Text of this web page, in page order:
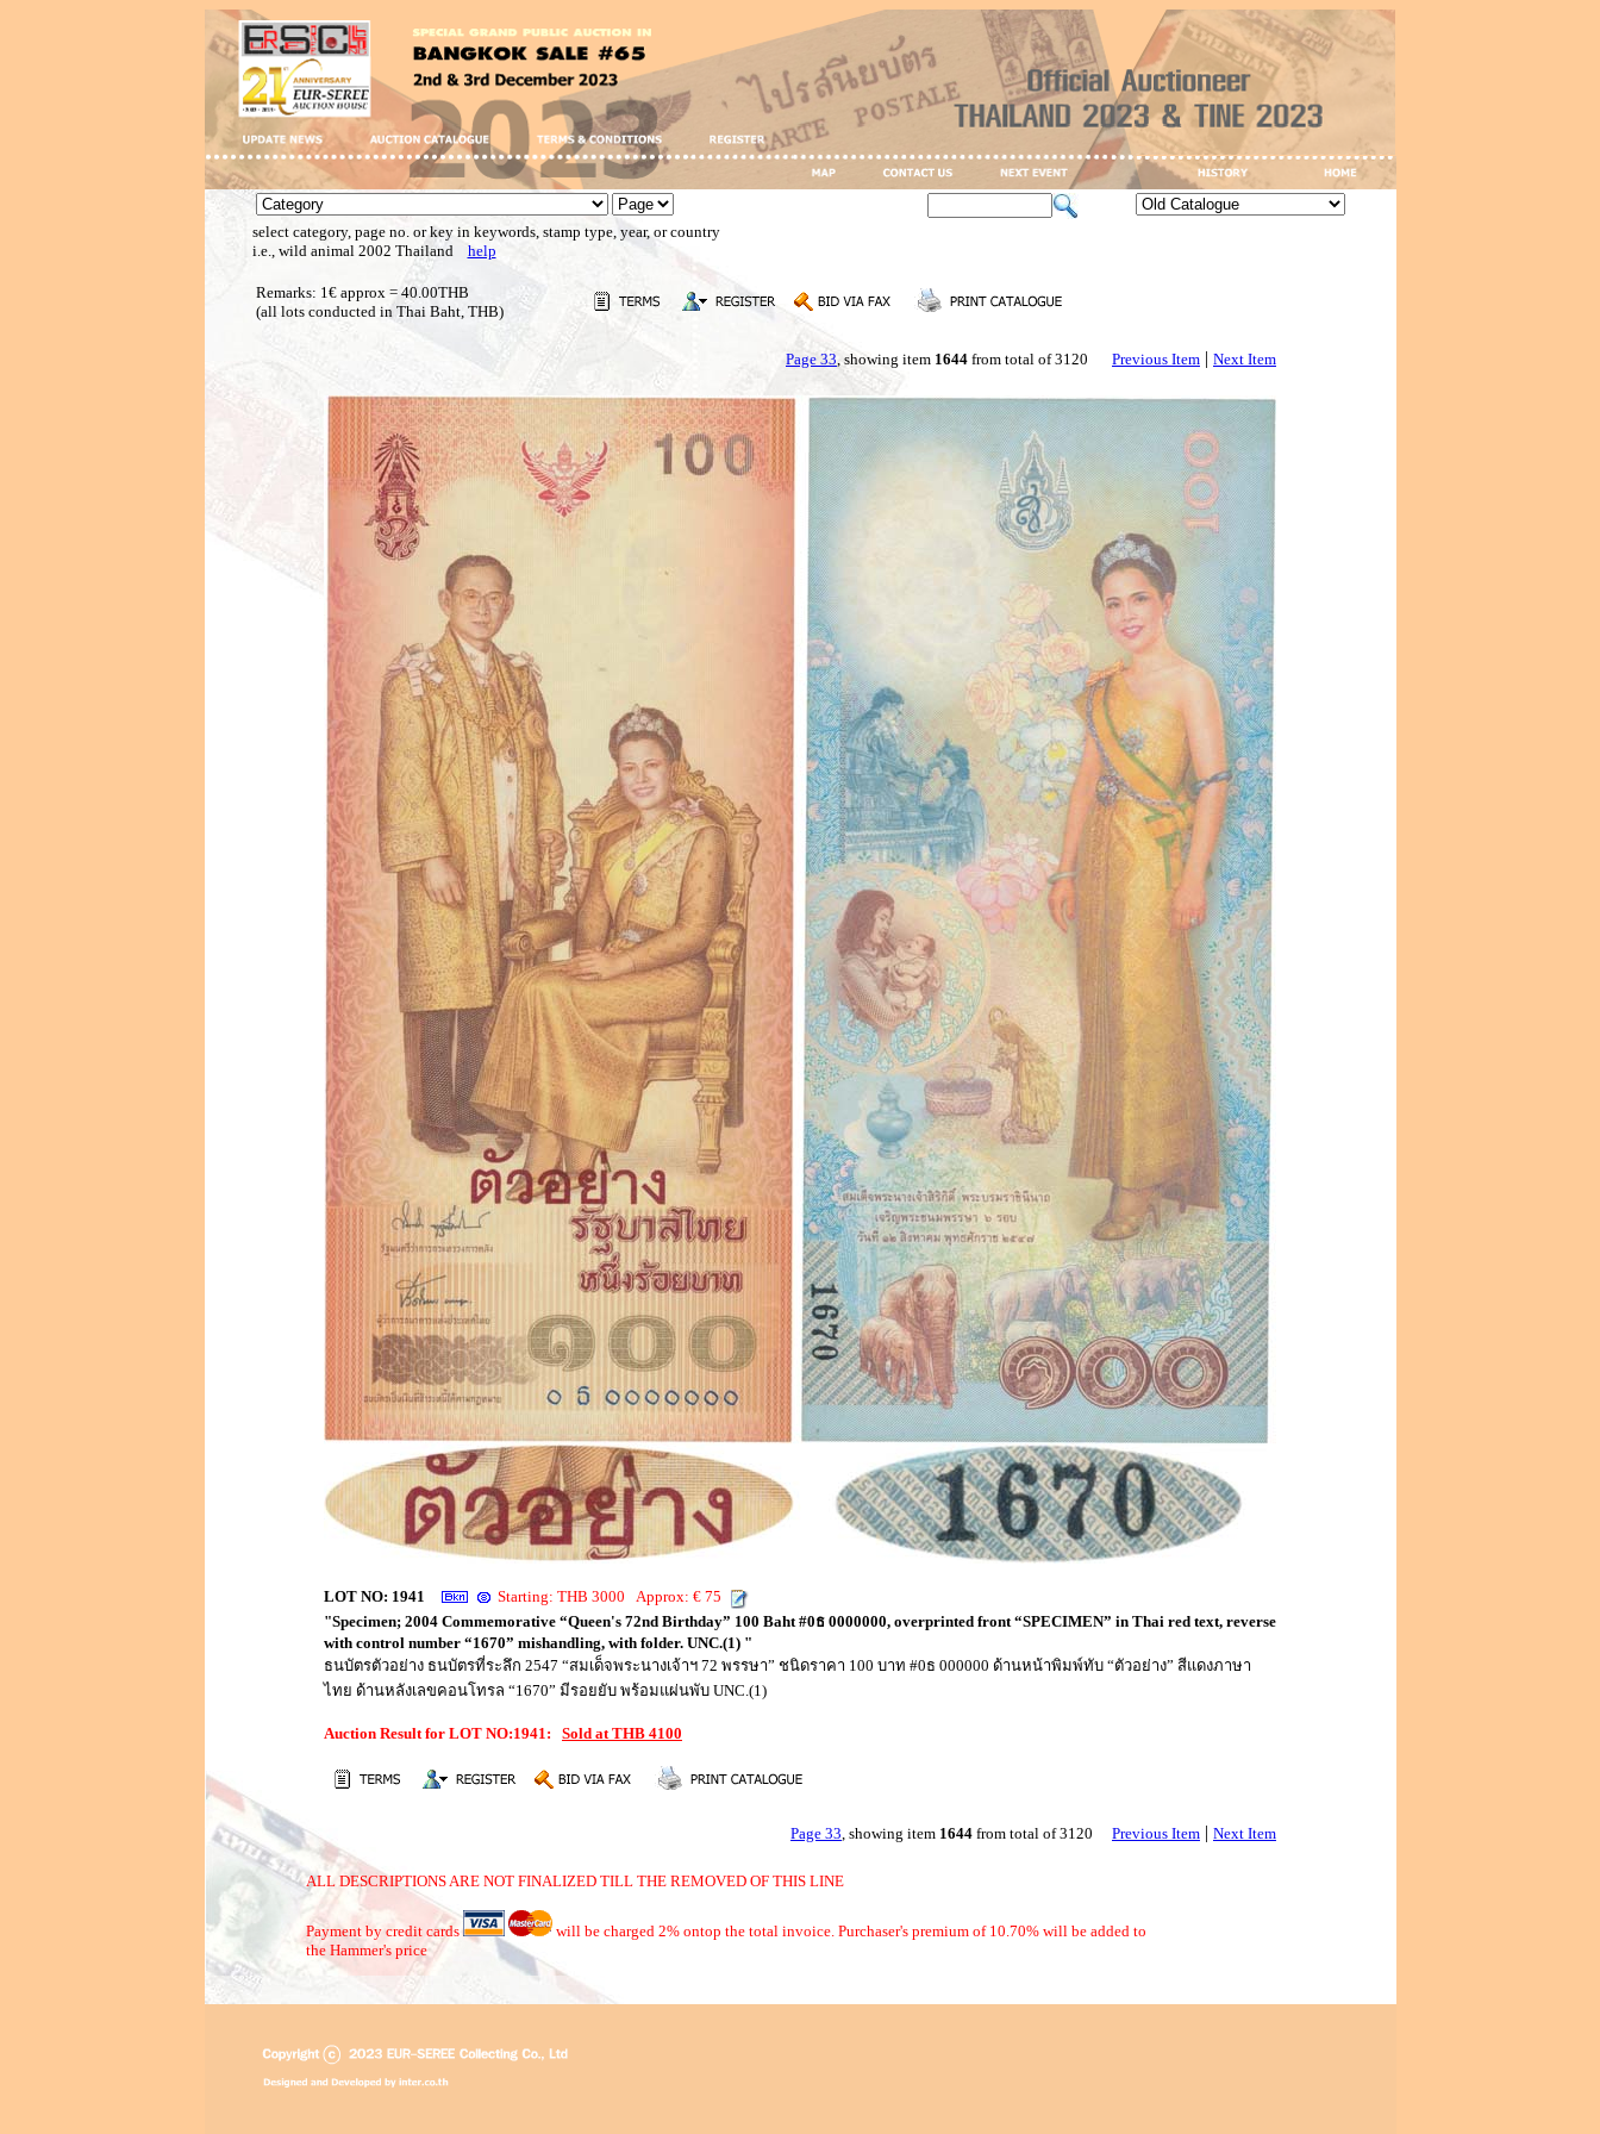
select category, page no. or key in keywords, stamp type, year, or country
i.e., wild animal 2002 Thailand help
Remarks: 1€ approx = 40.00THB
(all lots conducted in Thai Baht, THB)
Page 33, showing item 1644 from total of 3120 Previous Item | Next Item
LOT NO: 1941
Starting: THB 3000 Approx: € 75
"Specimen; 2004 Commemorative “Queen's 72nd Birthday” 100 Baht #0ธ 0000000, overprinted front “SPECIMEN” in Thai red text, reverse
with control number “1670” mishandling, with folder. UNC.(1) "
ธนบัตรตัวอย่าง ธนบัตรที่ระลึก 2547 “สมเด็จพระนางเจ้าฯ 72 พรรษา” ชนิดราคา 100 บาท #0ธ 000000 ด้านหน้าพิมพ์ทับ “ตัวอย่าง” สีแดงภาษา
ไทย ด้านหลังเลขคอนโทรล “1670” มีรอยยับ พร้อมแผ่นพับ UNC.(1)
Auction Result for LOT NO:1941: Sold at THB 4100
Page 33, showing item 1644 from total of 3120 Previous Item | Next Item
ALL DESCRIPTIONS ARE NOT FINALIZED TILL THE REMOVED OF THIS LINE
Payment by credit cards
will be charged 2% ontop the total invoice. Purchaser's premium of 10.70% will be added to
the Hammer's price